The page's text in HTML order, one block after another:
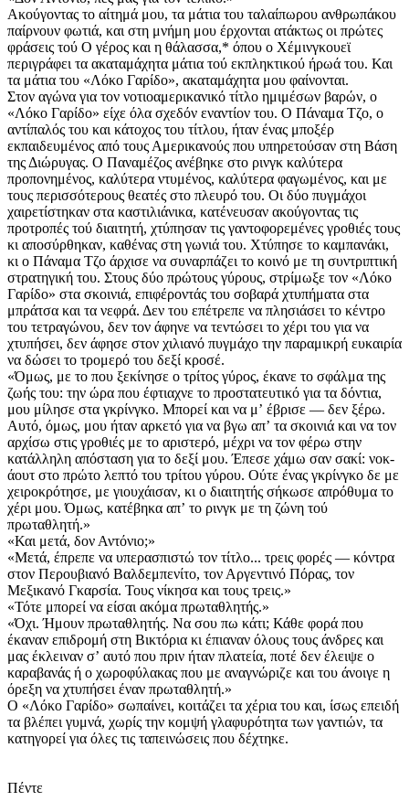
Ακούγοντας το αίτημά μου, τα μάτια του ταλαίπωρου ανθρωπάκου
παίρνουν φωτιά, και στη μνήμη μου έρχονται ατάκτως οι πρώτες
φράσεις τού Ο γέρος και η θάλασσα,* όπου ο Χέμινγκουεϊ
περιγράφει τα ακαταμάχητα μάτια τού εκπληκτικού ήρωά του. Και
τα μάτια του «Λόκο Γαρίδο», ακαταμάχητα μου φαίνονται.
Στον αγώνα για τον νοτιοαμερικανικό τίτλο ημιμέσων βαρών, ο
«Λόκο Γαρίδο» είχε όλα σχεδόν εναντίον του. Ο Πάναμα Τζο, ο
αντίπαλός του και κάτοχος του τίτλου, ήταν ένας μποξέρ
εκπαιδευμένος από τους Αμερικανούς που υπηρετούσαν στη Βάση
της Διώρυγας. Ο Παναμέζος ανέβηκε στο ρινγκ καλύτερα
προπονημένος, καλύτερα ντυμένος, καλύτερα φαγωμένος, και με
τους περισσότερους θεατές στο πλευρό του. Οι δύο πυγμάχοι
χαιρετίστηκαν στα καστιλιάνικα, κατένευσαν ακούγοντας τις
προτροπές τού διαιτητή, χτύπησαν τις γαντοφορεμένες γροθιές τους
κι αποσύρθηκαν, καθένας στη γωνιά του. Χτύπησε το καμπανάκι,
κι ο Πάναμα Τζο άρχισε να συναρπάζει το κοινό με τη συντριπτική
στρατηγική του. Στους δύο πρώτους γύρους, στρίμωξε τον «Λόκο
Γαρίδο» στα σκοινιά, επιφέροντάς του σοβαρά χτυπήματα στα
μπράτσα και τα νεφρά. Δεν του επέτρεπε να πλησιάσει το κέντρο
του τετραγώνου, δεν τον άφηνε να τεντώσει το χέρι του για να
χτυπήσει, δεν άφησε στον χιλιανό πυγμάχο την παραμικρή ευκαιρία
να δώσει το τρομερό του δεξί κροσέ.
«Όμως, με το που ξεκίνησε ο τρίτος γύρος, έκανε το σφάλμα της
ζωής του: την ώρα που έφτιαχνε το προστατευτικό για τα δόντια,
μου μίλησε στα γκρίνγκο. Μπορεί και να μʼ έβρισε — δεν ξέρω.
Αυτό, όμως, μου ήταν αρκετό για να βγω απʼ τα σκοινιά και να τον
αρχίσω στις γροθιές με το αριστερό, μέχρι να τον φέρω στην
κατάλληλη απόσταση για το δεξί μου. Έπεσε χάμω σαν σακί: νοκ-
άουτ στο πρώτο λεπτό του τρίτου γύρου. Ούτε ένας γκρίνγκο δε με
χειροκρότησε, με γιουχάισαν, κι ο διαιτητής σήκωσε απρόθυμα το
χέρι μου. Όμως, κατέβηκα απʼ το ρινγκ με τη ζώνη τού
πρωταθλητή.»
«Και μετά, δον Αντόνιο;»
«Μετά, έπρεπε να υπερασπιστώ τον τίτλο... τρεις φορές — κόντρα
στον Περουβιανό Βαλδεμπενίτο, τον Αργεντινό Πόρας, τον
Μεξικανό Γκαρσία. Τους νίκησα και τους τρεις.»
«Τότε μπορεί να είσαι ακόμα πρωταθλητής.»
«Όχι. Ήμουν πρωταθλητής. Να σου πω κάτι; Κάθε φορά που
έκαναν επιδρομή στη Βικτόρια κι έπιαναν όλους τους άνδρες και
μας έκλειναν σʼ αυτό που πριν ήταν πλατεία, ποτέ δεν έλειψε ο
καραβανάς ή ο χωροφύλακας που με αναγνώριζε και του άνοιγε η
όρεξη να χτυπήσει έναν πρωταθλητή.»
Ο «Λόκο Γαρίδο» σωπαίνει, κοιτάζει τα χέρια του και, ίσως επειδή
τα βλέπει γυμνά, χωρίς την κομψή γλαφυρότητα των γαντιών, τα
κατηγορεί για όλες τις ταπεινώσεις που δέχτηκε.
Πέντε